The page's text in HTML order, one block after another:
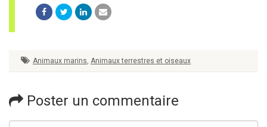
Animaux marins, Animaux terrestres et oiseaux
Poster un commentaire